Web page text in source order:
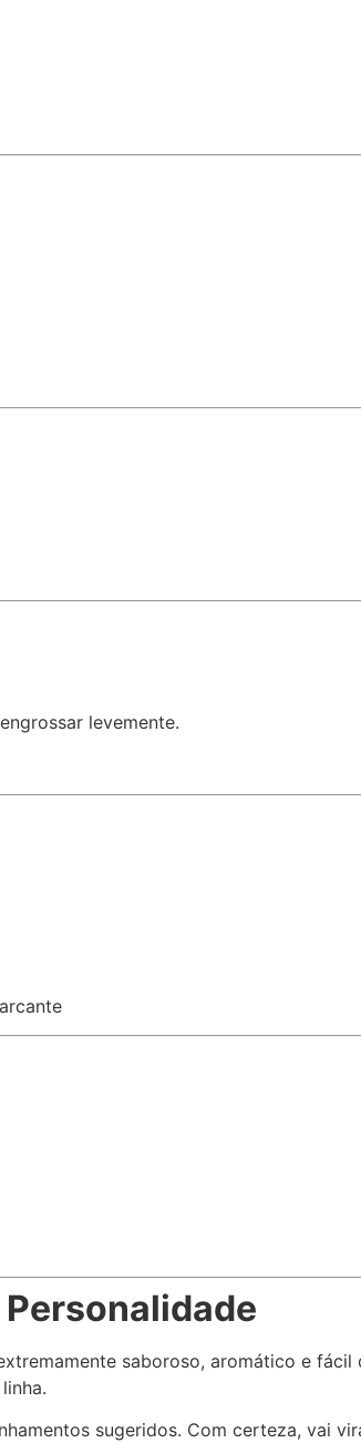
levemente.
Personalidade
saboroso, aromático e fácil
sugeridos. Com certeza, vai